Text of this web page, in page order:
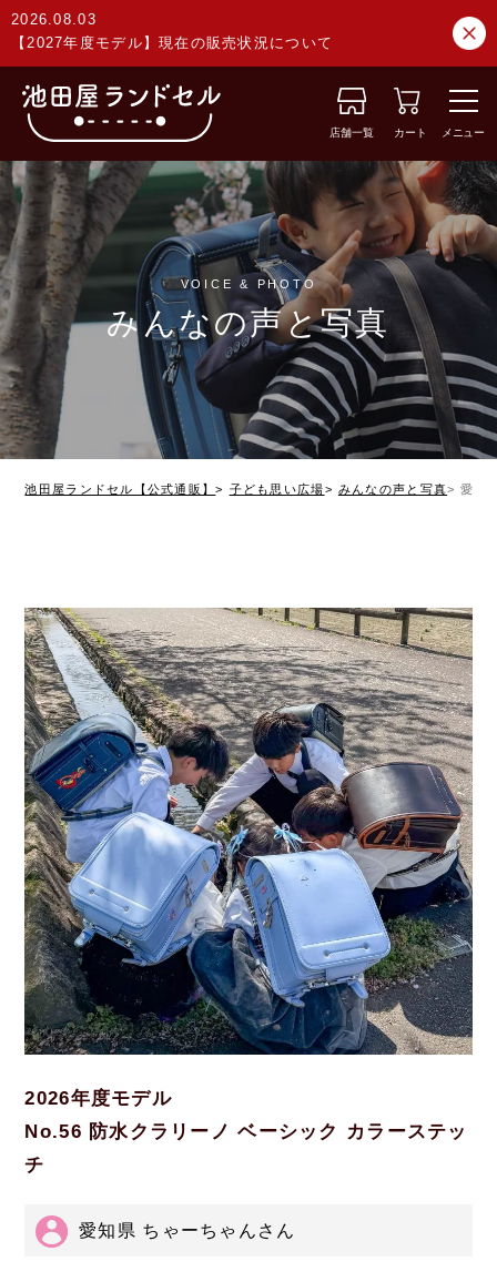
2026.08.03
【2027年度モデル】現在の販売状況について
店舗一覧 カート メニュー
VOICE & PHOTO
みんなの声と写真
池田屋ランドセル【公式通販】 子ども思い広場 みんなの声と写真 愛知
2026年度モデル
No.56 防水クラリーノ ベーシック カラーステッ
チ
愛知県 ちゃーちゃんさん